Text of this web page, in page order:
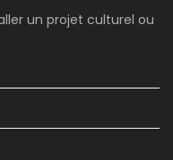
un projet culturel ou